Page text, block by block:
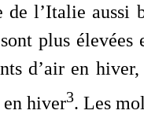
de l’Italie
plus
d’air en
en hiver3. Les